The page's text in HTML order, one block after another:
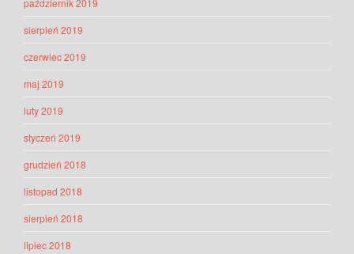
październik 2019
sierpień 2019
czerwiec 2019
maj 2019
luty 2019
styczeń 2019
grudzień 2018
listopad 2018
sierpień 2018
lipiec 2018